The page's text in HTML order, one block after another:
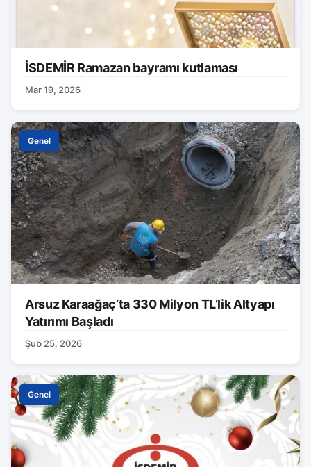
İSDEMİR Ramazan bayramı kutlaması
Mar 19, 2026
Genel
Arsuz Karaağaç’ta 330 Milyon TL’lik Altyapı
Yatırımı Başladı
Şub 25, 2026
Genel